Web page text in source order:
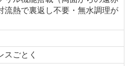
流熱で裏返し不要・無水調理が
スごとく